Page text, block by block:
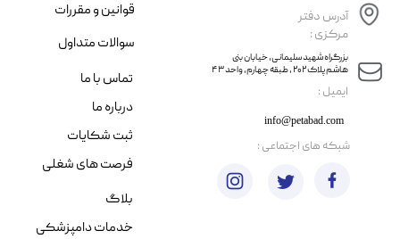
​ایمیل :
آدرس دفتر
مرکزی :
info@petabad.com
​​بزرگراه شهید سلیمانی، خیابان بنی
هاشم پلاک ۲۰۲ ، طبقه چهارم، واحد ۴۳
قوانین و مقررات
سوالات متداول
تماس با ما
درباره ما
ثبت شکایات
فرصت های شغلی
​شبکه های اجتماعی :
بلاگ
خدمات دامپزشکی